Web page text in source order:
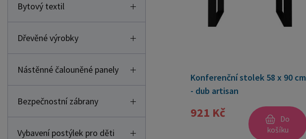
Bytový textil
Dřevěné výrobky
Nástěnné čalouněné panely
Bezpečnostní zábrany
Vybavení postýlek pro děti
Konferenční stolek 58 x 90 cm
- dub artisan
921 Kč
Do
košíku